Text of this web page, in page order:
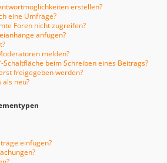
erstellen?
eine Umfrage?
Foren nicht zugreifen?
anfügen?
melden?
Schaltfläche beim Schreiben eines Beitrags?
freigegeben werden?
neu?
einfügen?